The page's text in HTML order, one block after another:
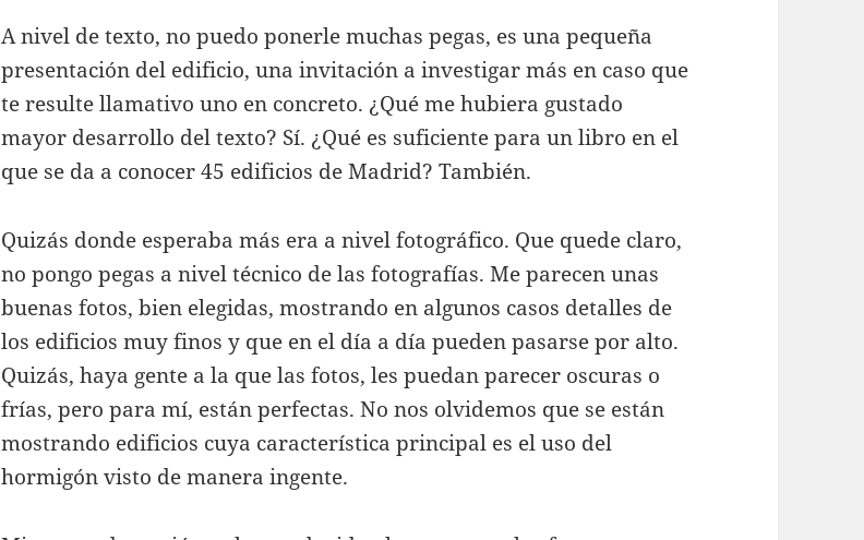
A nivel de texto, no puedo ponerle muchas pegas, es una pequeña
presentación del edificio, una invitación a investigar más en caso que
te resulte llamativo uno en concreto. ¿Qué me hubiera gustado
mayor desarrollo del texto? Sí. ¿Qué es suficiente para un libro en el
que se da a conocer 45 edificios de Madrid? También.
Quizás donde esperaba más era a nivel fotográfico. Que quede claro,
no pongo pegas a nivel técnico de las fotografías. Me parecen unas
buenas fotos, bien elegidas, mostrando en algunos casos detalles de
los edificios muy finos y que en el día a día pueden pasarse por alto.
Quizás, haya gente a la que las fotos, les puedan parecer oscuras o
frías, pero para mí, están perfectas. No nos olvidemos que se están
mostrando edificios cuya característica principal es el uso del
hormigón visto de manera ingente.